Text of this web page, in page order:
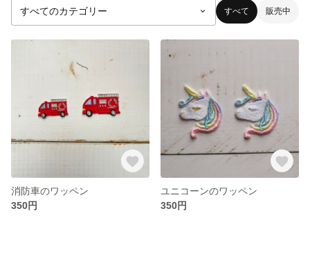
すべて 販売中
消防車のワッペン
350円
ユニコーンのワッペン
350円